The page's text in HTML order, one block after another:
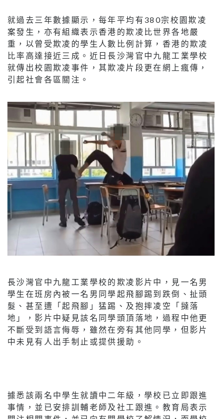
就過去三年數據顯示，每年平均有380宗校園欺凌
案發生，亦有組織表示香港的欺凌比世界各地嚴
重，以曾受欺凌的學生人數比例計算，香港的欺凌
比率高達接近三成。近日長沙灣官中九龍工業學校
就傳出校園欺凌事件，其欺凌片段更在網上瘋傳，
引起社會各區關注。
長沙灣官中九龍工業學校的欺凌影片中，見一名男
學生在班房內被一名男同學起飛腳踢到跌倒、扯頭
髮、甚至遭「起飛腳」猛踢、及抱摔凌空「撻落
地」，影片中疑見該名同學頭頂落地，過程中他更
不斷受到語言侮辱，雖然在旁有其他同學，但影片
中未見有人出手制止或提供援助。
據悉該兩名中學生就讀中二年級，學校已立即跟進
事情，並已安排訓輔老師及社工跟進。教育局表示